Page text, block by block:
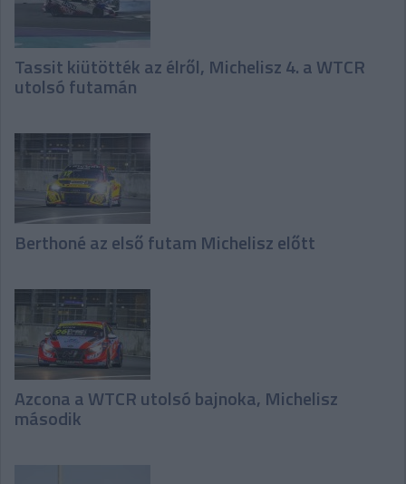
Tassit kiütötték az élről, Michelisz 4. a WTCR
utolsó futamán
Berthoné az első futam Michelisz előtt
Azcona a WTCR utolsó bajnoka, Michelisz
második